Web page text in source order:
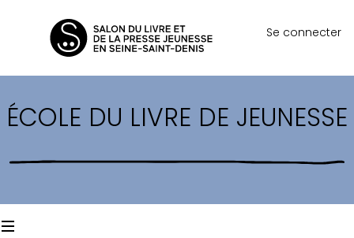
Se connecter
ÉCOLE DU LIVRE DE JEUNESSE